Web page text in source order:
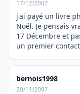
17/12/2007
j'ai payé un livre
Noël. Je pensais
17 Décembre et
un premier contact
bernois1998
20/11/2007